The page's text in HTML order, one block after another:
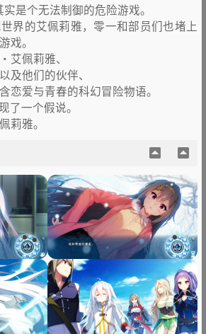
是个无法制御的危险游戏。
界的艾佩莉雅，零一和部员们也堵上
戏。
艾佩莉雅、
及他们的伙伴、
恋爱与青春的科幻冒险物语。
一个假说。
莉雅。